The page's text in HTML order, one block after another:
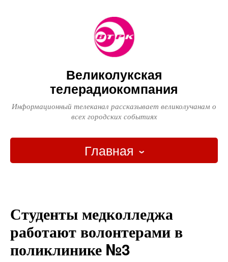
Великолукская
телерадиокомпания
Информационный телеканал рассказывает великолучанам о
всех городских событиях
Главная
Новости
Контакты
Студенты медколледжа
работают волонтерами в
поликлинике №3